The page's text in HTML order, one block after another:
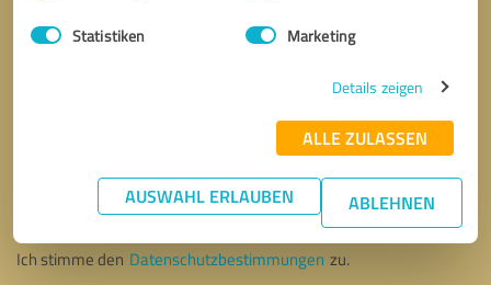
Statistiken Marketing
Details zeigen
ALLE ZULASSEN
AUSWAHL ERLAUBEN ABLEHNEN
* Erforderliche Angaben
Nachricht senden
Ich stimme den Datenschutzbestimmungen zu.